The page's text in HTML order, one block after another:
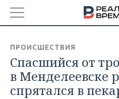
БАШКОРТОСТАН
ТАТАРСТАН
НОВОСТИ
АНАЛИТИКА
ПРОИСШЕСТВИЯ
Спасшийся от
в Менделеевске
спрятался в